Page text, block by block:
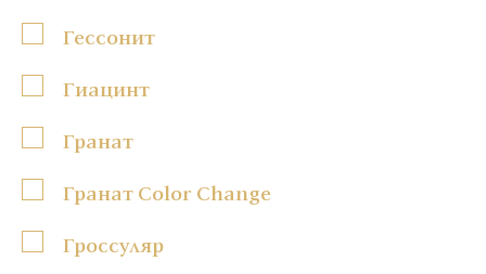
Гессонит
Гиацинт
Гранат
Гранат Color Change
Гроссуляр